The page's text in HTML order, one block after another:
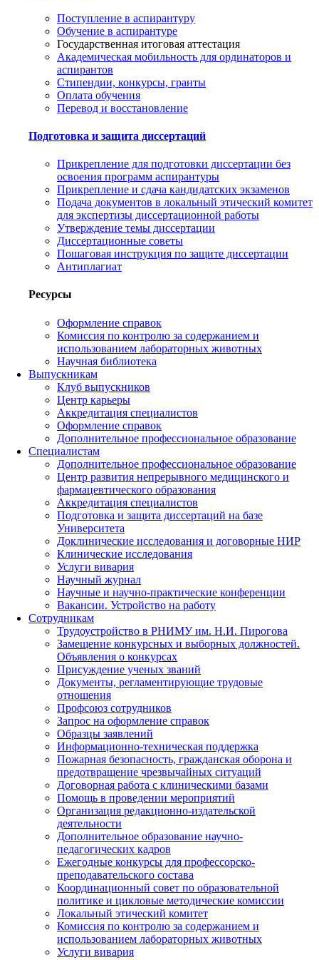
Поступление в аспирантуру
Обучение в аспирантуре
Государственная итоговая аттестация
Академическая мобильность для ординаторов и
аспирантов
Стипендии, конкурсы, гранты
Оплата обучения
Перевод и восстановление
Подготовка и защита диссертаций
Прикрепление для подготовки диссертации без
освоения программ аспирантуры
Прикрепление и сдача кандидатских экзаменов
Подача документов в локальный этический комитет
для экспертизы диссертационной работы
Утверждение темы диссертации
Диссертационные советы
Пошаговая инструкция по защите диссертации
Антиплагиат
Ресурсы
Оформление справок
Комиссия по контролю за содержанием и
использованием лабораторных животных
Научная библиотека
Выпускникам
Клуб выпускников
Центр карьеры
Аккредитация специалистов
Оформление справок
Дополнительное профессиональное образование
Специалистам
Дополнительное профессиональное образование
Центр развития непрерывного медицинского и
фармацевтического образования
Аккредитация специалистов
Подготовка и защита диссертаций на базе
Университета
Доклинические исследования и договорные НИР
Клинические исследования
Услуги вивария
Научный журнал
Научные и научно-практические конференции
Вакансии. Устройство на работу
Сотрудникам
Трудоустройство в РНИМУ им. Н.И. Пирогова
Замещение конкурсных и выборных должностей.
Объявления о конкурсах
Присуждение ученых званий
Документы, регламентирующие трудовые
отношения
Профсоюз сотрудников
Запрос на оформление справок
Образцы заявлений
Информационно-техническая поддержка
Пожарная безопасность, гражданская оборона и
предотвращение чрезвычайных ситуаций
Договорная работа с клиническими базами
Помощь в проведении мероприятий
Организация редакционно-издательской
деятельности
Дополнительное образование научно-
педагогических кадров
Ежегодные конкурсы для профессорско-
преподавательского состава
Координационный совет по образовательной
политике и цикловые методические комиссии
Локальный этический комитет
Комиссия по контролю за содержанием и
использованием лабораторных животных
Услуги вивария